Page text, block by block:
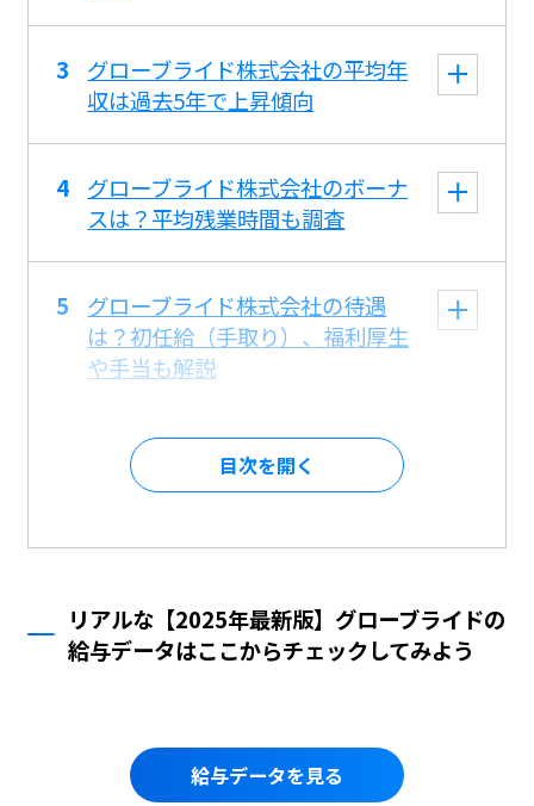
グローブライド株式会社の平均年
収は過去5年で上昇傾向
グローブライド株式会社のボーナ
スは？平均残業時間も調査
グローブライド株式会社の待遇
は？初任給（手取り）、福利厚生
や手当も解説
目次を
リアルな【2025年最新版】グローブライドの
給与データはここからチェックしてみよう
給与データを見る